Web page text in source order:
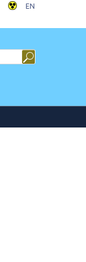
EN